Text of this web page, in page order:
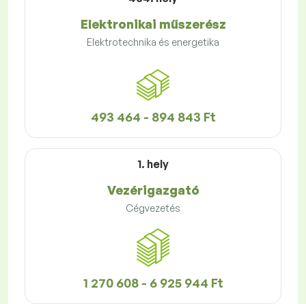
Elektronikai műszerész
Elektrotechnika és energetika
493 464 - 894 843 Ft
1. hely
Vezérigazgató
Cégvezetés
1 270 608 - 6 925 944 Ft